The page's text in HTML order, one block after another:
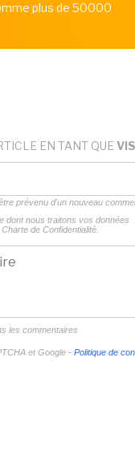
plus de 50000
EN TANT QUE
prévenu d'un nouveau
dont nous traitons vos données
Charte de Confidentialité.
les commentaires
et Google - Politique de